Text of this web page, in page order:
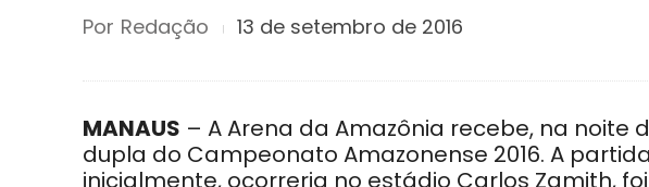
Por Redação 13 de setembro de 2016
MANAUS – A Arena da Amazônia recebe, na
dupla do Campeonato Amazonense 2016. A
inicialmente, ocorreria no estádio Carlos Zamith,